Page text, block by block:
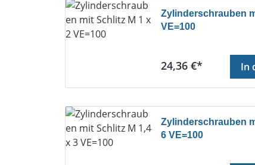
Zylinderschrauben
VE=100
Regulärer Preis:
24,36 €* In
Zylinderschrauben
6 VE=100